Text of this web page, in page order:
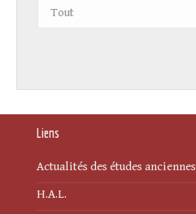
Liens
Actualités des études anciennes
H.A.L.